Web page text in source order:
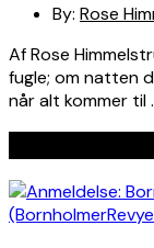
By: Rose
Af Rose
fugle; om natten
når alt kommer til